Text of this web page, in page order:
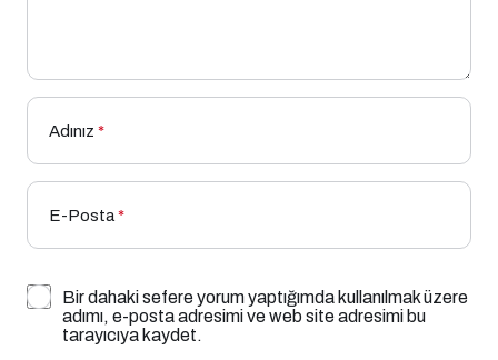
Adınız *
E-Posta*
Bir dahaki sefere yorum yaptığımda kullanılmak üzere
adımı, e-posta adresimi ve web site adresimi bu
tarayıcıya kaydet.